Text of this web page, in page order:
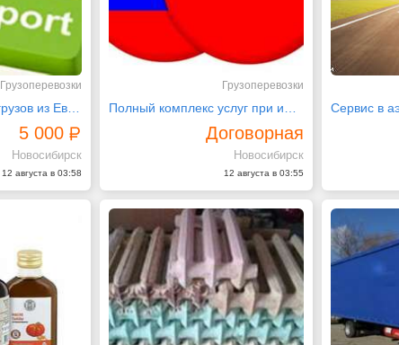
Грузоперевозки
5 000
Новосибирск
12 августа в 03:58
Грузоперевозки
Договорная
Новосибирск
12 августа в 03:55